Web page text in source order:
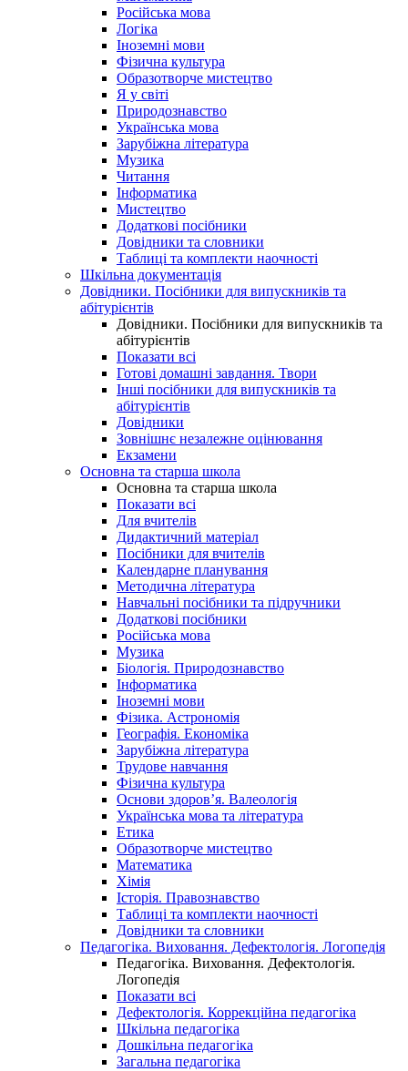
Російська мова
Логіка
Іноземні мови
Фізична культура
Образотворче мистецтво
Я у світі
Природознавство
Українська мова
Зарубіжна література
Музика
Читання
Інформатика
Мистецтво
Додаткові посібники
Довідники та словники
Таблиці та комплекти наочності
Шкільна документація
Довідники. Посібники для випускників та
абітурієнтів
Довідники. Посібники для випускників та
абітурієнтів
Показати всі
Готові домашні завдання. Твори
Інші посібники для випускників та
абітурієнтів
Довідники
Зовнішнє незалежне оцінювання
Екзамени
Основна та старша школа
Основна та старша школа
Показати всі
Для вчителів
Дидактичний матеріал
Посібники для вчителів
Календарне планування
Методична література
Навчальні посібники та підручники
Додаткові посібники
Російська мова
Музика
Біологія. Природознавство
Інформатика
Іноземні мови
Фізика. Астрономія
Географія. Економіка
Зарубіжна література
Трудове навчання
Фізична культура
Основи здоров’я. Валеологія
Українська мова та література
Етика
Образотворче мистецтво
Математика
Хімія
Історія. Правознавство
Таблиці та комплекти наочності
Довідники та словники
Педагогіка. Виховання. Дефектологія. Логопедія
Педагогіка. Виховання. Дефектологія.
Логопедія
Показати всі
Дефектологія. Коррекційна педагогіка
Шкільна педагогіка
Дошкільна педагогіка
Загальна педагогіка